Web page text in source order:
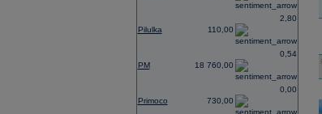
Pilulka 110,00
2,80
PM 18 760,00
0,54
Primoco 730,00
0,00